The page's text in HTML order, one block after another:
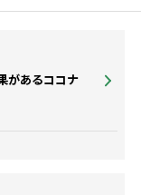
があるココナ